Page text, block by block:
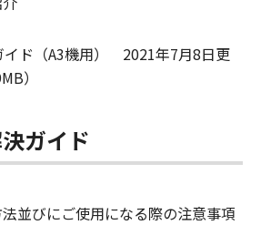
イド（A3機用） 2021年7月8日更
）
ガイド
並びにご使用になる際の注意事項